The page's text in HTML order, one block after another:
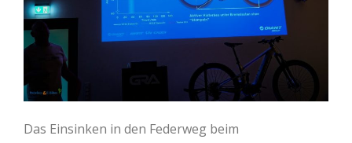
Das Einsinken in den Federweg beim